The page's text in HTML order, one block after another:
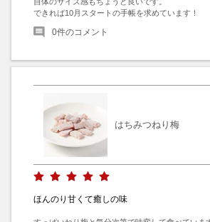
できれば10月スタートの手帳を求めています！
0件のコメント
はちみつねり梅
ほんのり甘くて癒しの味